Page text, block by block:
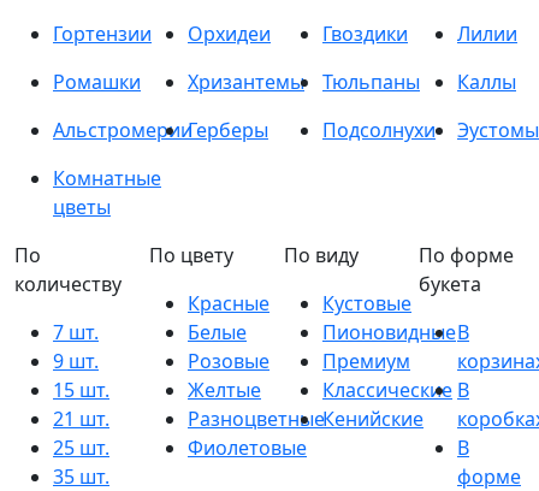
Гортензии
Орхидеи Гвоздики
Лилии
Ромашки
Хризантемы Тюльпаны
Каллы
АльстромерииГерберы Подсолнухи
Эустомы
Комнатные
цветы
По
количеству
7 шт.
9 шт.
15 шт.
21 шт.
25 шт.
35 шт.
По цвету
Красные
Белые
Розовые
Желтые
Разноцветные
Фиолетовые
По виду
Кустовые
Пионовидные
Премиум
Классические
Кенийские
По форме
букета
В
В
В
форме